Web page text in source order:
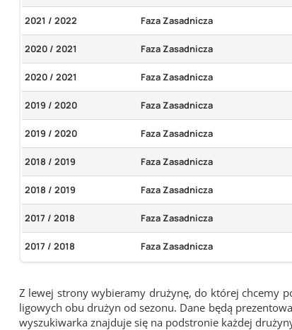
2021 / 2022 Faza Zasadnicza
2020 / 2021 Faza Zasadnicza
2020 / 2021 Faza Zasadnicza
2019 / 2020 Faza Zasadnicza
2019 / 2020 Faza Zasadnicza
2018 / 2019 Faza Zasadnicza
2018 / 2019 Faza Zasadnicza
2017 / 2018 Faza Zasadnicza
2017 / 2018 Faza Zasadnicza
Z lewej strony wybieramy drużynę, do której chcemy
ligowych obu drużyn od sezonu. Dane będą
wyszukiwarka znajduje się na podstronie każdej